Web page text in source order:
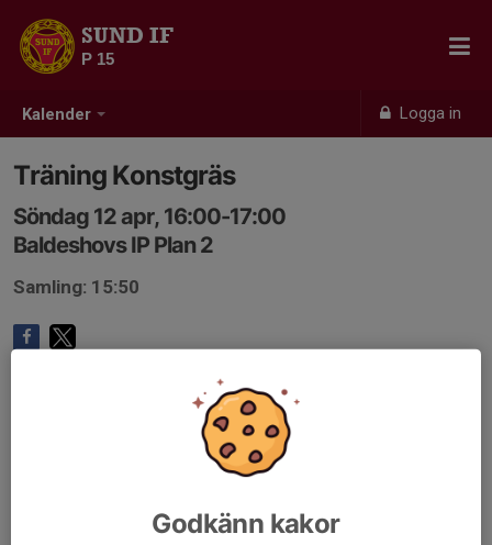
Kalender Logga in
SUND IF
P 15
Träning Konstgräs
Söndag 12 apr, 16:00-17:00
Baldeshovs IP Plan 2
Samling: 15:50
Godkänn kakor